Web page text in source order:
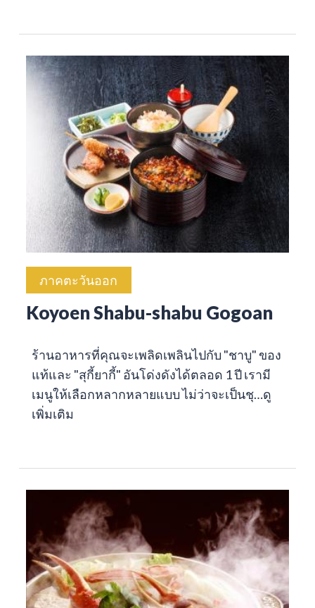
ภาคตะวันออก
Koyoen Shabu-shabu Gogoan
ร้านอาหารที่คุณจะเพลิดเพลินไปกับ "ชาบู" ของ
แท้และ "สุกี้ยากี้" อันโด่งดังได้ตลอด 1 ปี เรามี
เมนูให้เลือกหลากหลายแบบ ไม่ว่าจะเป็นชุ…ดู
เพิ่มเติม